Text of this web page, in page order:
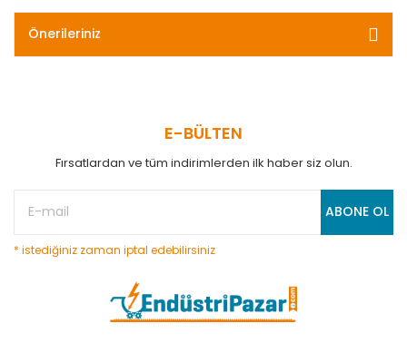
Önerileriniz
E-BÜLTEN
Fırsatlardan ve tüm indirimlerden ilk haber siz olun.
ABONE OL
* istediğiniz zaman iptal edebilirsiniz